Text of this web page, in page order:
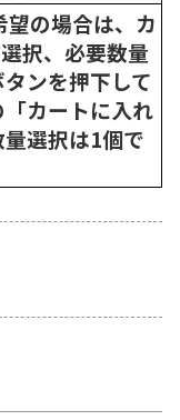
の場合は、カ
択、必要数量
ンを押下して
カートに入れ
選択は1個で